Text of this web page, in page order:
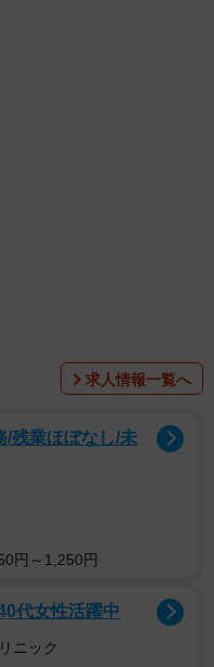
求人情報一覧へ
/残業ほぼなし/未
円～1,250円
代女性活躍中
ニック